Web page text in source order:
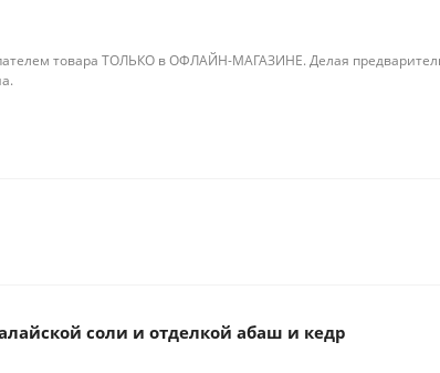
товара ТОЛЬКО в ОФЛАЙН-МАГАЗИНЕ. Делая
соли и отделкой абаш и кедр